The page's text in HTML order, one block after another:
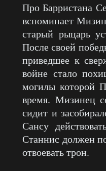
Про Барристана
вспоминает
старый рыцарь
После своей
приведшее к
войне стало
могилы которой
время. Мизинец
сидит и
Сансу
Станнис должен
отвоевать трон.